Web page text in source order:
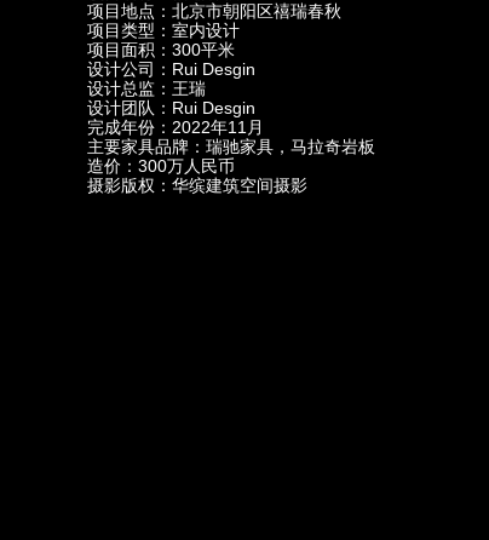
项目地点：北京市朝阳区禧瑞春秋
项目类型：室内设计
项目面积：300平米
设计公司：Rui Desgin
设计总监：王瑞
设计团队：Rui Desgin
完成年份：2022年11月
主要家具品牌：瑞驰家具，马拉奇岩板
造价：300万人民币
摄影版权：华缤建筑空间摄影